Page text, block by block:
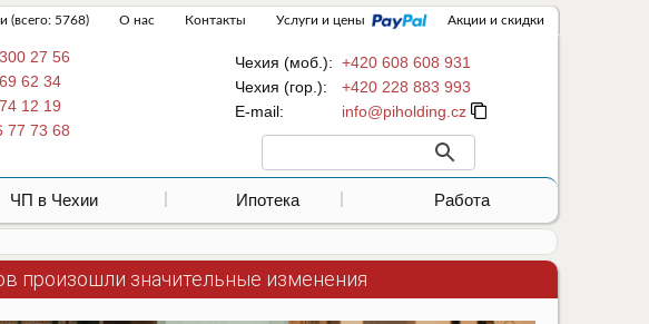
(всего: 5768) О нас Контакты Услуги и цены Акции и скидки
Чехия (моб.): +420 608 608 931
Чехия (гор.):
+420 228 883 993
Е-mail:
27 56
62 34
12 19
77 73 68
ЧП в Чехии Ипотека Работа
произошли значительные изменения